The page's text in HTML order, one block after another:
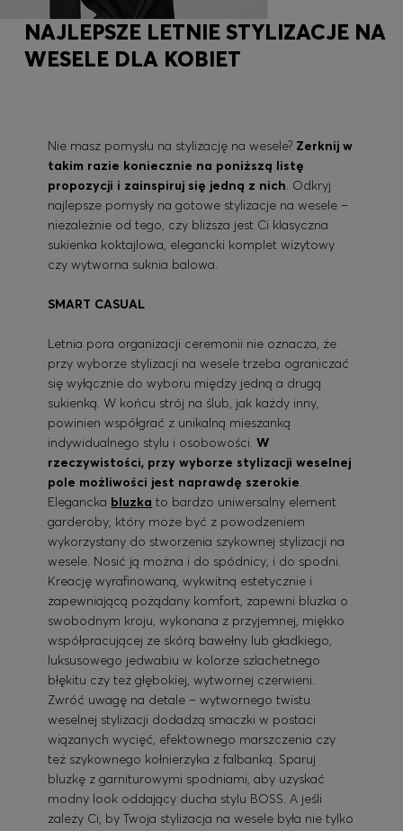
NAJLEPSZE LETNIE STYLIZACJE NA
WESELE DLA KOBIET
Nie masz pomysłu na stylizację na wesele? Zerknij w
takim razie koniecznie na poniższą listę
propozycji i zainspiruj się jedną z nich. Odkryj
najlepsze pomysły na gotowe stylizacje na wesele –
niezależnie od tego, czy bliższa jest Ci klasyczna
sukienka koktajlowa, elegancki komplet wizytowy
czy wytworna suknia balowa.
SMART CASUAL
Letnia pora organizacji ceremonii nie oznacza, że
przy wyborze stylizacji na wesele trzeba ograniczać
się wyłącznie do wyboru między jedną a drugą
sukienką. W końcu strój na ślub, jak każdy inny,
powinien współgrać z unikalną mieszanką
indywidualnego stylu i osobowości.W
rzeczywistości, przy wyborze stylizacji weselnej
pole możliwości jest naprawdę szerokie.
Elegancka bluzka to bardzo uniwersalny element
garderoby, który może być z powodzeniem
wykorzystany do stworzenia szykownej stylizacji na
wesele. Nosić ją można i do spódnicy, i do spodni.
Kreację wyrafinowaną, wykwitną estetycznie i
zapewniającą pożądany komfort, zapewni bluzka o
swobodnym kroju, wykonana z przyjemnej, miękko
współpracującej ze skórą bawełny lub gładkiego,
luksusowego jedwabiu w kolorze szlachetnego
błękitu czy też głębokiej, wytwornej czerwieni.
Zwróć uwagę na detale – wytwornego twistu
weselnej stylizacji dodadzą smaczki w postaci
wiązanych wycięć, efektownego marszczenia czy
też szykownego kołnierzyka z falbanką. Sparuj
bluzkę z garniturowymi spodniami, aby uzyskać
modny look oddający ducha stylu BOSS. A jeśli
zależy Ci, by Twoja stylizacja na wesele była nie tylko